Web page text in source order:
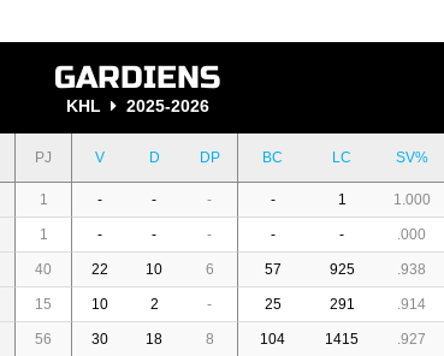
GARDIENS
KHL 2025-2026
PJ V D DP BC LC SV%
1 - - - - 1 1.000
1 - - - - - .000
40 22 10 6 57 925 .938
15 10 2 - 25 291 .914
56 30 18 8 104 1415 .927